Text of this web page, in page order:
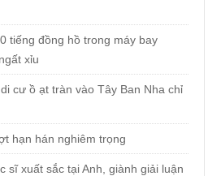
tiếng đồng hồ trong máy bay
xỉu
cư ồ ạt tràn vào Tây Ban Nha chỉ
hạn hán nghiêm trọng
sĩ xuất sắc tại Anh, giành giải luận